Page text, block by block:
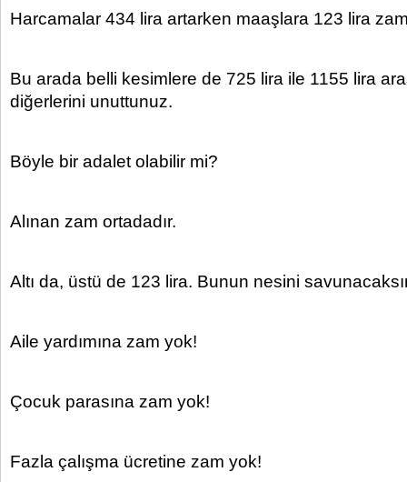
Harcamalar 434 lira artarken maaşlara 123 lira zam
Bu arada belli kesimlere de 725 lira ile 1155 lira
diğerlerini unuttunuz.
Böyle bir adalet olabilir mi?
Alınan zam ortadadır.
Altı da, üstü de 123 lira. Bunun nesini
Aile yardımına zam yok!
Çocuk parasına zam yok!
Fazla çalışma ücretine zam yok!